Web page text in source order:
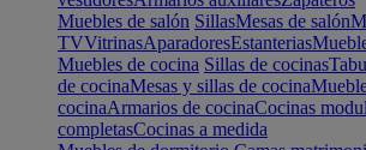
Muebles de salón SillasMesas de salón
TVVitrinasAparadoresEstanterias
Muebles de cocina Sillas de cocinas
de cocinaMesas y sillas de cocina
cocinaArmarios de cocinaCocinas
completasCocinas a medida